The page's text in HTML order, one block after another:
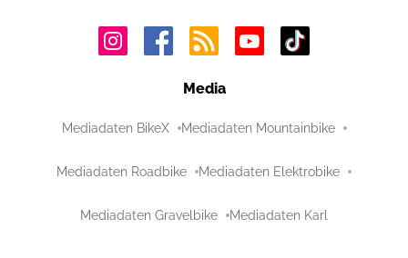
Media
Mediadaten BikeX Mediadaten Mountainbike
Mediadaten Roadbike Mediadaten Elektrobike
Mediadaten Gravelbike Mediadaten Karl